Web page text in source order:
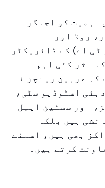
اہمیت کو اجاگر
روڈ اور
اے) کے ڈائریکٹر
اثر کئی اہم
علاقوں پر پڑتا ہے، جیسے کہ عربین رینچز ۱
دبئی اسٹوڈیو سٹی،
اور سسٹین ایبل
ہیں بلکہ
بھی ہیں، اسلئے
کرتے ہیں۔